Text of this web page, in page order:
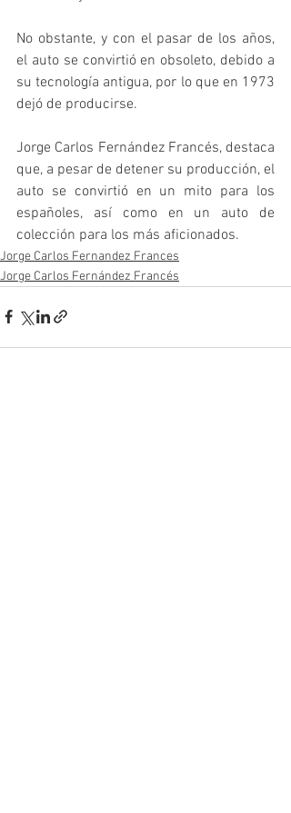
No obstante, y con el pasar de los años,
el auto se convirtió en obsoleto, debido a
su tecnología antigua, por lo que en 1973
dejó de producirse.
Jorge Carlos Fernández Francés, destaca
que, a pesar de detener su producción, el
auto se convirtió en un mito para los
españoles, así como en un auto de
colección para los más aficionados.
Jorge Carlos Fernandez Frances
Jorge Carlos Fernández Francés